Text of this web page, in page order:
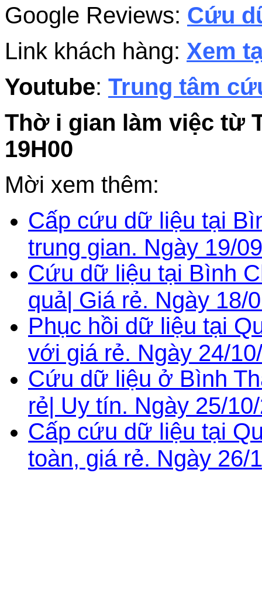
Google Reviews: Cứu
Link khách hàng: Xem
Youtube: Trung tâm
Thờ i gian làm việc từ
19H00
Mời xem thêm:
Cấp cứu dữ liệu tại
trung gian. Ngày 19/
Cứu dữ liệu tại Bình
quả| Giá rẻ. Ngày 18/
Phục hồi dữ liệu tại
với giá rẻ. Ngày 24/
Cứu dữ liệu ở Bình
rẻ| Uy tín. Ngày 25/
Cấp cứu dữ liệu tại
toàn, giá rẻ. Ngày 26/